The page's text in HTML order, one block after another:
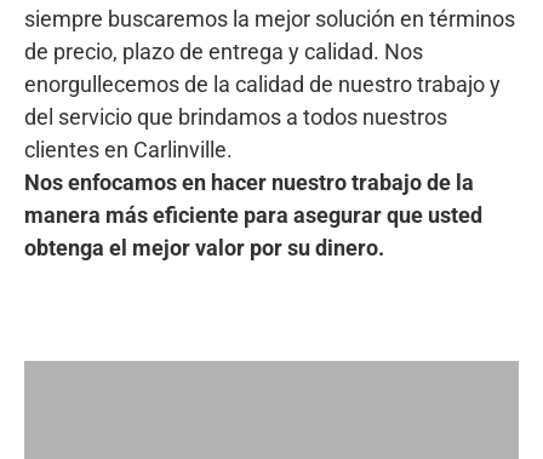
siempre buscaremos la mejor solución en términos
de precio, plazo de entrega y calidad. Nos
enorgullecemos de la calidad de nuestro trabajo y
del servicio que brindamos a todos nuestros
clientes en Carlinville.
Nos enfocamos en hacer nuestro trabajo de la
manera más eficiente para asegurar que usted
obtenga el mejor valor por su dinero.